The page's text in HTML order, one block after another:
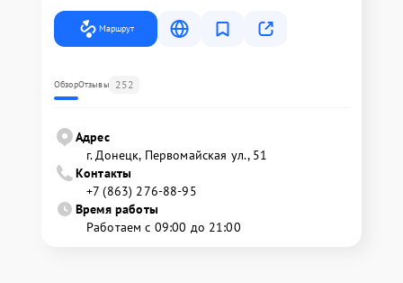
Маршрут
ОбзорОтзывы 252
Адрес
г. Донецк, Первомайская ул., 51
Контакты
+7 (863) 276-88-95
Время работы
Работаем с 09:00 до 21:00